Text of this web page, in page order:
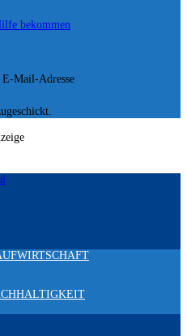
bekommen
Mail-Adresse